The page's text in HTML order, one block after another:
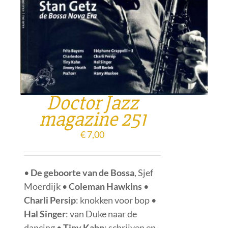
Doctor Jazz
magazine 251
€7,00
• De geboorte van de Bossa, Sjef
Moerdijk •Coleman Hawkins •
Charli Persip: knokken voor bop •
Hal Singer: van Duke naar de